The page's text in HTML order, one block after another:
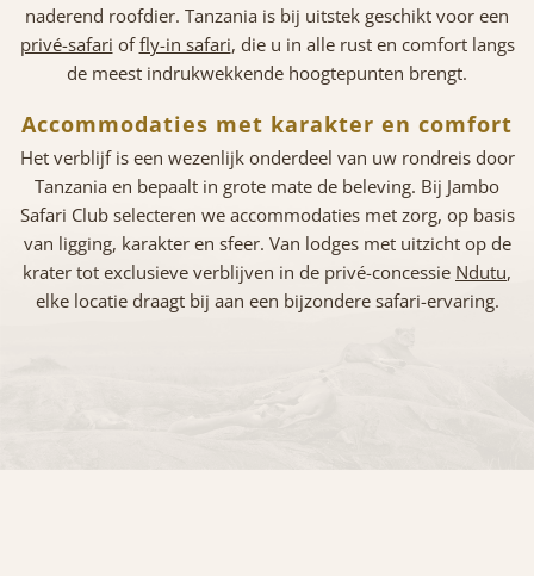
naderend roofdier. Tanzania is bij uitstek geschikt voor een
privé-safari offly-in safari, die u in alle rust en comfort langs
de meest indrukwekkende hoogtepunten brengt.
Accommodaties met karakter en comfort
Het verblijf is een wezenlijk onderdeel van uw rondreis door
Tanzania en bepaalt in grote mate de beleving. Bij Jambo
Safari Club selecteren we accommodaties met zorg, op basis
van ligging, karakter en sfeer. Van lodges met uitzicht op de
krater tot exclusieve verblijven in de privé-concessie Ndutu,
elke locatie draagt bij aan een bijzondere safari-ervaring.